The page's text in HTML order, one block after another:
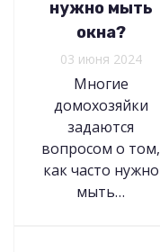
нужно мыть
окна?
03 июня 2024
Многие
домохозяйки
задаются
вопросом о том,
как часто нужно
мыть…